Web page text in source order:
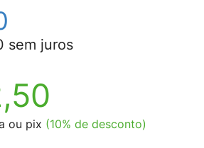
sem juros
ou pix (10% de desconto)